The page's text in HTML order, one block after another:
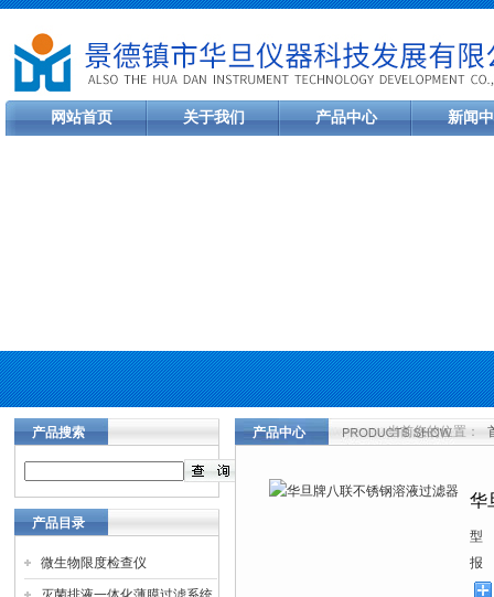
网站首页 关于我们 产品中心 新闻
产品搜索
产品目录
微生物限度检查仪
产品中心 当前您的位置：
华
型
报